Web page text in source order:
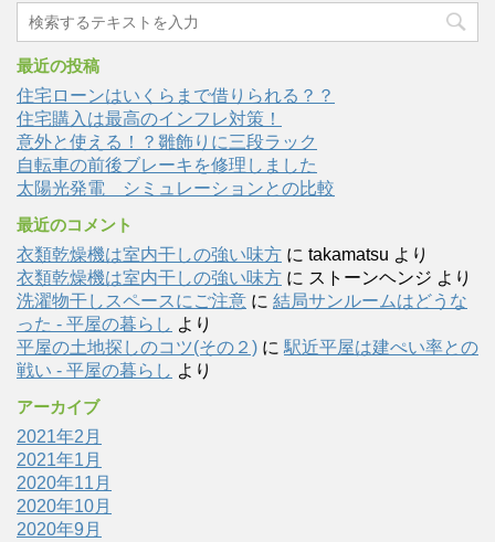
最近の投稿
住宅ローンはいくらまで借りられる？？
住宅購入は最高のインフレ対策！
意外と使える！？雛飾りに三段ラック
自転車の前後ブレーキを修理しました
太陽光発電 シミュレーションとの比較
最近のコメント
衣類乾燥機は室内干しの強い味方 に takamatsu より
衣類乾燥機は室内干しの強い味方 に ストーンヘンジ より
洗濯物干しスペースにご注意 に 結局サンルームはどうな
った - 平屋の暮らし より
平屋の土地探しのコツ(その２) に駅近平屋は建ぺい率との
戦い - 平屋の暮らし より
アーカイブ
2021年2月
2021年1月
2020年11月
2020年10月
2020年9月